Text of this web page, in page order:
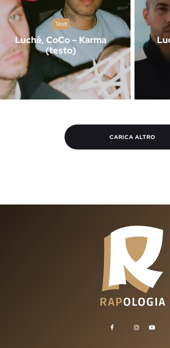
Testi
Luchè, CoCo – Karma
(testo)
CARICA ALTRO